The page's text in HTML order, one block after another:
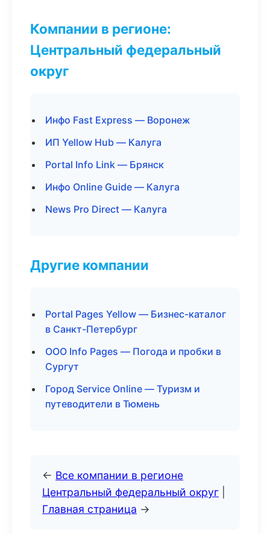
Компании в регионе:
Центральный федеральный
округ
Инфо Fast Express — Воронеж
ИП Yellow Hub — Калуга
Portal Info Link — Брянск
Инфо Online Guide — Калуга
News Pro Direct — Калуга
Другие компании
Portal Pages Yellow — Бизнес-каталог
в Санкт-Петербург
ООО Info Pages — Погода и пробки в
Сургут
Город Service Online — Туризм и
путеводители в Тюмень
← Все компании в регионе
Центральный федеральный округ
Главная страница →